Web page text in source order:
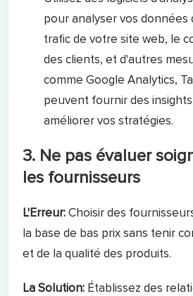
pour analyser vos données
trafic de votre site web, le
des clients, et d'autres
comme Google Analytics,
peuvent fournir des
améliorer vos stratégies.
3. Ne pas évaluer
les fournisseurs
L'Erreur:Choisir des
la base de bas prix sans tenir
et de la qualité des produits.
La Solution: Établissez des